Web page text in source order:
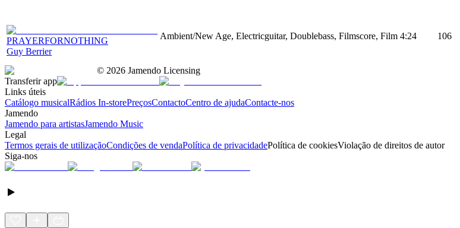
PRAYERFORNOTHING
Guy Berrier
Ambient/New Age, Electricguitar, Doublebass, Filmscore, Film 4:24 106
© 2026 Jamendo Licensing
Transferir app
Links úteis
Catálogo musicalRádios In-storePreçosContactoCentro de ajudaContacte-nos
Jamendo
Jamendo para artistasJamendo Music
Legal
Termos gerais de utilizaçãoCondições de vendaPolítica de privacidadePolítica de cookiesViolação de direitos de autor
Siga-nos